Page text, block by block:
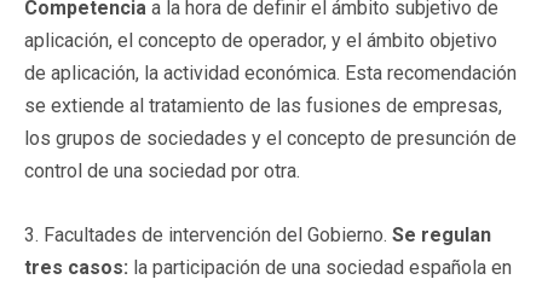
Competencia a la hora de definir el ámbito subjetivo de
aplicación, el concepto de operador, y el ámbito objetivo
de aplicación, la actividad económica. Esta recomendación
se extiende al tratamiento de las fusiones de empresas,
los grupos de sociedades y el concepto de presunción de
control de una sociedad por otra.
3. Facultades de intervención del Gobierno. Se regulan
tres casos: la participación de una sociedad española en